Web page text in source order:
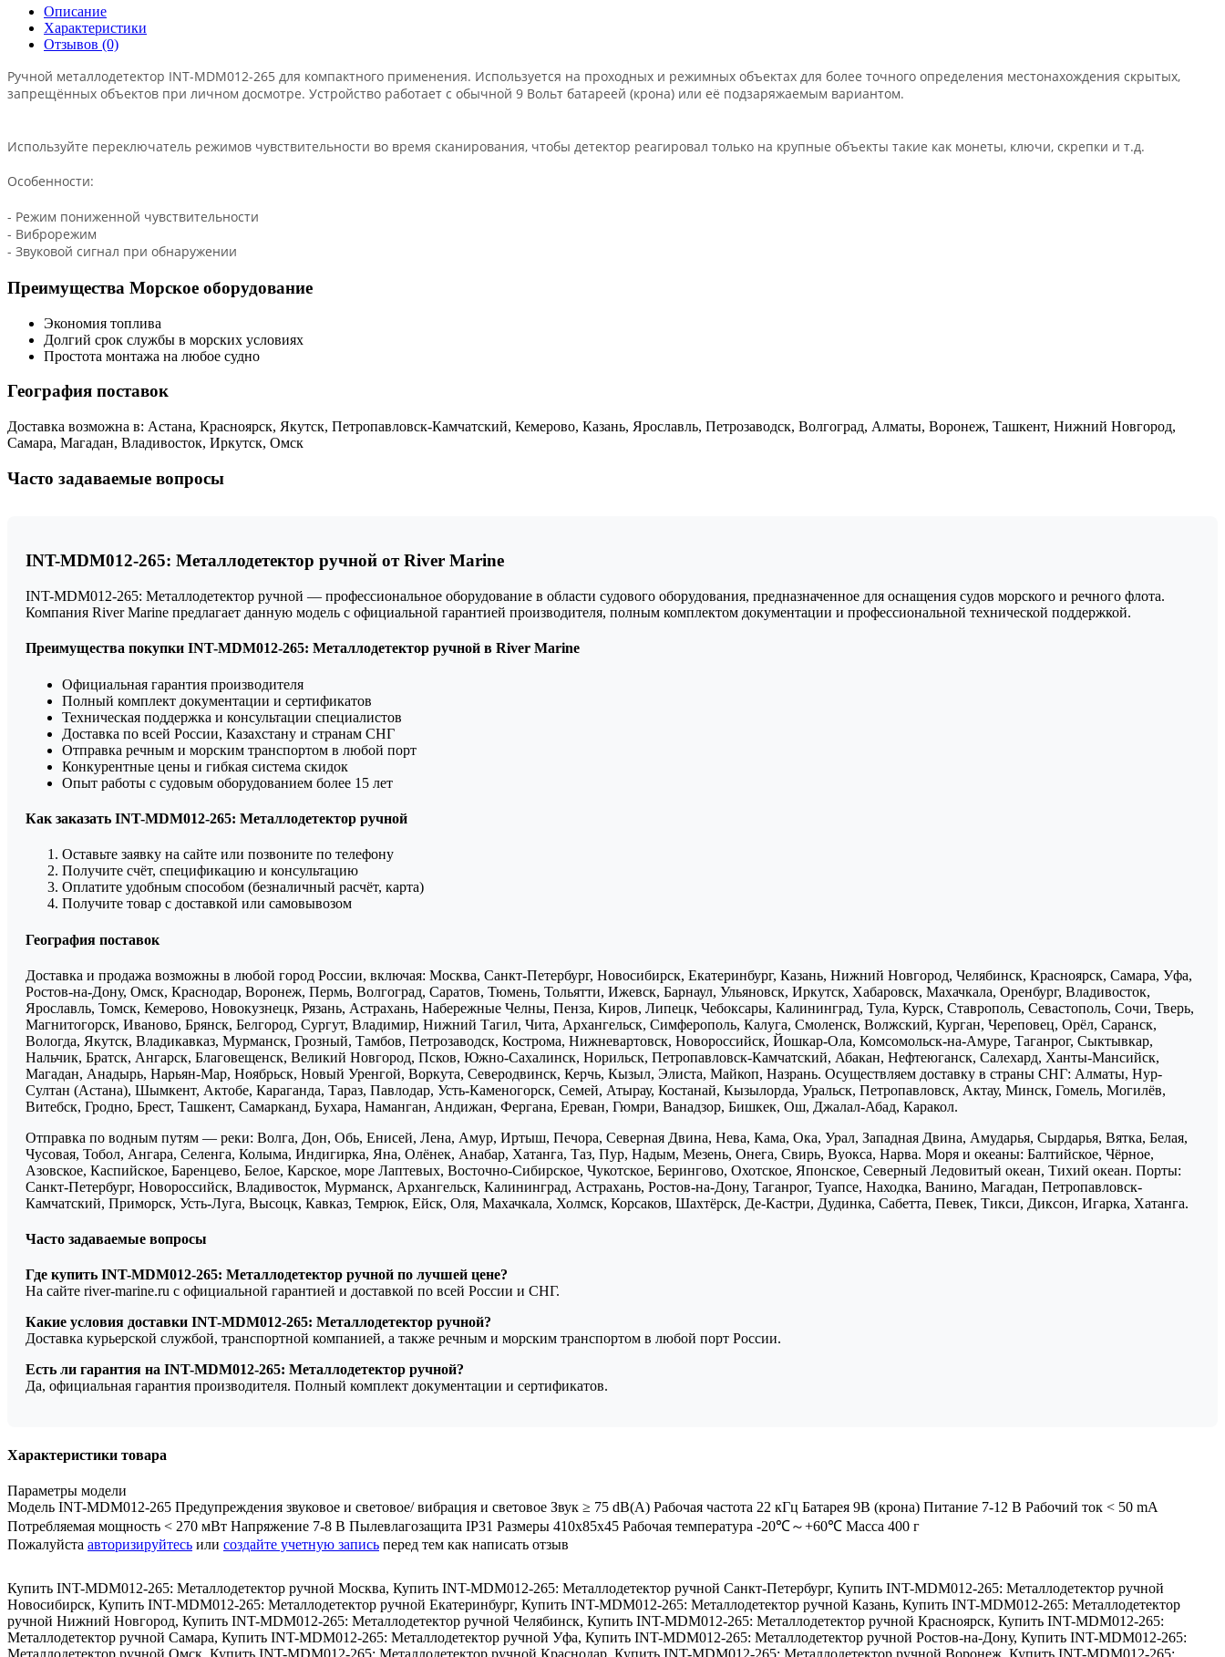
Описание
Характеристики
Отзывов (0)
Ручной металлодетектор INT-MDM012-265 для компактного применения. Используется на проходных и режимных объектах для более точного определения местонахождения скрытых,
запрещённых объектов при личном досмотре. Устройство работает с обычной 9 Вольт батареей (крона) или её подзаряжаемым вариантом.
Используйте переключатель режимов чувствительности во время сканирования, чтобы детектор реагировал только на крупные объекты такие как монеты, ключи, скрепки и т.д.
Особенности:
- Режим пониженной чувствительности
- Виброрежим
- Звуковой сигнал при обнаружении
Преимущества Морское оборудование
Экономия топлива
Долгий срок службы в морских условиях
Простота монтажа на любое судно
География поставок
Доставка возможна в: Астана, Красноярск, Якутск, Петропавловск-Камчатский, Кемерово, Казань, Ярославль, Петрозаводск, Волгоград, Алматы, Воронеж, Ташкент, Нижний Новгород,
Самара, Магадан, Владивосток, Иркутск, Омск
Часто задаваемые вопросы
INT-MDM012-265: Металлодетектор ручной от River Marine
INT-MDM012-265: Металлодетектор ручной — профессиональное оборудование в области судового оборудования, предназначенное для оснащения судов морского и речного флота.
Компания River Marine предлагает данную модель с официальной гарантией производителя, полным комплектом документации и профессиональной технической поддержкой.
Преимущества покупки INT-MDM012-265: Металлодетектор ручной в River Marine
Официальная гарантия производителя
Полный комплект документации и сертификатов
Техническая поддержка и консультации специалистов
Доставка по всей России, Казахстану и странам СНГ
Отправка речным и морским транспортом в любой порт
Конкурентные цены и гибкая система скидок
Опыт работы с судовым оборудованием более 15 лет
Как заказать INT-MDM012-265: Металлодетектор ручной
Оставьте заявку на сайте или позвоните по телефону
Получите счёт, спецификацию и консультацию
Оплатите удобным способом (безналичный расчёт, карта)
Получите товар с доставкой или самовывозом
География поставок
Доставка и продажа возможны в любой город России, включая: Москва, Санкт-Петербург, Новосибирск, Екатеринбург, Казань, Нижний Новгород, Челябинск, Красноярск, Самара, Уфа,
Ростов-на-Дону, Омск, Краснодар, Воронеж, Пермь, Волгоград, Саратов, Тюмень, Тольятти, Ижевск, Барнаул, Ульяновск, Иркутск, Хабаровск, Махачкала, Оренбург, Владивосток,
Ярославль, Томск, Кемерово, Новокузнецк, Рязань, Астрахань, Набережные Челны, Пенза, Киров, Липецк, Чебоксары, Калининград, Тула, Курск, Ставрополь, Севастополь, Сочи, Тверь,
Магнитогорск, Иваново, Брянск, Белгород, Сургут, Владимир, Нижний Тагил, Чита, Архангельск, Симферополь, Калуга, Смоленск, Волжский, Курган, Череповец, Орёл, Саранск,
Вологда, Якутск, Владикавказ, Мурманск, Грозный, Тамбов, Петрозаводск, Кострома, Нижневартовск, Новороссийск, Йошкар-Ола, Комсомольск-на-Амуре, Таганрог, Сыктывкар,
Нальчик, Братск, Ангарск, Благовещенск, Великий Новгород, Псков, Южно-Сахалинск, Норильск, Петропавловск-Камчатский, Абакан, Нефтеюганск, Салехард, Ханты-Мансийск,
Магадан, Анадырь, Нарьян-Мар, Ноябрьск, Новый Уренгой, Воркута, Северодвинск, Керчь, Кызыл, Элиста, Майкоп, Назрань. Осуществляем доставку в страны СНГ: Алматы, Нур-
Султан (Астана), Шымкент, Актобе, Караганда, Тараз, Павлодар, Усть-Каменогорск, Семей, Атырау, Костанай, Кызылорда, Уральск, Петропавловск, Актау, Минск, Гомель, Могилёв,
Витебск, Гродно, Брест, Ташкент, Самарканд, Бухара, Наманган, Андижан, Фергана, Ереван, Гюмри, Ванадзор, Бишкек, Ош, Джалал-Абад, Каракол.
Отправка по водным путям — реки: Волга, Дон, Обь, Енисей, Лена, Амур, Иртыш, Печора, Северная Двина, Нева, Кама, Ока, Урал, Западная Двина, Амударья, Сырдарья, Вятка, Белая,
Чусовая, Тобол, Ангара, Селенга, Колыма, Индигирка, Яна, Олёнек, Анабар, Хатанга, Таз, Пур, Надым, Мезень, Онега, Свирь, Вуокса, Нарва. Моря и океаны: Балтийское, Чёрное,
Азовское, Каспийское, Баренцево, Белое, Карское, море Лаптевых, Восточно-Сибирское, Чукотское, Берингово, Охотское, Японское, Северный Ледовитый океан, Тихий океан. Порты:
Санкт-Петербург, Новороссийск, Владивосток, Мурманск, Архангельск, Калининград, Астрахань, Ростов-на-Дону, Таганрог, Туапсе, Находка, Ванино, Магадан, Петропавловск-
Камчатский, Приморск, Усть-Луга, Высоцк, Кавказ, Темрюк, Ейск, Оля, Махачкала, Холмск, Корсаков, Шахтёрск, Де-Кастри, Дудинка, Сабетта, Певек, Тикси, Диксон, Игарка, Хатанга.
Часто задаваемые вопросы
Где купить INT-MDM012-265: Металлодетектор ручной по лучшей цене?
На сайте river-marine.ru с официальной гарантией и доставкой по всей России и СНГ.
Какие условия доставки INT-MDM012-265: Металлодетектор ручной?
Доставка курьерской службой, транспортной компанией, а также речным и морским транспортом в любой порт России.
Есть ли гарантия на INT-MDM012-265: Металлодетектор ручной?
Да, официальная гарантия производителя. Полный комплект документации и сертификатов.
Характеристики товара
Параметры модели
Модель INT-MDM012-265 Предупреждения звуковое и световое/ вибрация и световое Звук ≥ 75 dB(A) Рабочая частота 22 кГц Батарея 9В (крона) Питание 7-12 В Рабочий ток < 50 mA
Потребляемая мощность < 270 мВт Напряжение 7-8 В Пылевлагозащита IP31 Размеры 410х85х45 Рабочая температура -20℃～+60℃ Масса 400 г
Пожалуйста авторизируйтесь или создайте учетную запись перед тем как написать отзыв
Купить INT-MDM012-265: Металлодетектор ручной Москва, Купить INT-MDM012-265: Металлодетектор ручной Санкт-Петербург, Купить INT-MDM012-265: Металлодетектор ручной
Новосибирск, Купить INT-MDM012-265: Металлодетектор ручной Екатеринбург, Купить INT-MDM012-265: Металлодетектор ручной Казань, Купить INT-MDM012-265: Металлодетектор
ручной Нижний Новгород, Купить INT-MDM012-265: Металлодетектор ручной Челябинск, Купить INT-MDM012-265: Металлодетектор ручной Красноярск, Купить INT-MDM012-265:
Металлодетектор ручной Самара, Купить INT-MDM012-265: Металлодетектор ручной Уфа, Купить INT-MDM012-265: Металлодетектор ручной Ростов-на-Дону, Купить INT-MDM012-265:
Металлодетектор ручной Омск Купить INT-MDM012-265: Металлодетектор ручной Краснодар Купить INT-MDM012-265: Металлодетектор ручной Воронеж Купить INT-MDM012-265: